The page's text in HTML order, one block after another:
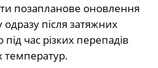
позапланове оновлення
після затяжних
під час різких перепадів
температур.